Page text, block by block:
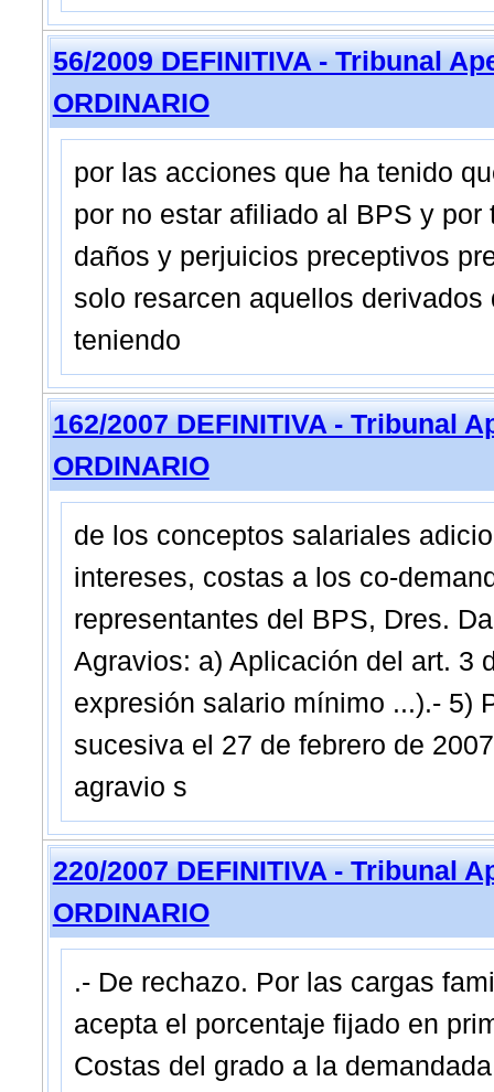
56/2009 DEFINITIVA - Tribunal
ORDINARIO
por las acciones que ha tenido
por no estar afiliado al BPS y
daños y perjuicios preceptivos
solo resarcen aquellos
teniendo
162/2007 DEFINITIVA - Tribunal
ORDINARIO
de los conceptos salariales
intereses, costas a los co-
representantes del BPS, Dres.
Agravios: a) Aplicación del art. 3
expresión salario mínimo ...).- 5)
sucesiva el 27 de febrero de
agravio s
220/2007 DEFINITIVA - Tribunal
ORDINARIO
.- De rechazo. Por las cargas
acepta el porcentaje fijado en
Costas del grado a la